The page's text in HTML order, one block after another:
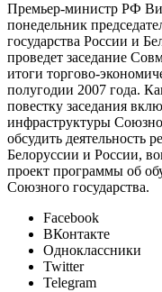
Премьер-министр РФ
понедельник
государства России и
проведет заседание
итоги торгово-
полугодии 2007 года.
повестку заседания
инфраструктуры
обсудить деятельность
Белоруссии и России,
проект программы об
Союзного государства.
Facebook
ВКонтакте
Одноклассники
Twitter
Telegram